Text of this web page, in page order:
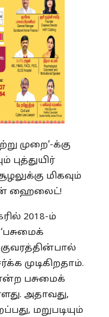
முறை’-க்கு
புத்துயிர்
மிகவும்
ஹைலைட்!
2018-ம்
முடிகிறதாம்.
என்ற பசுமைக்
அதாவது,
மறுபடியும்